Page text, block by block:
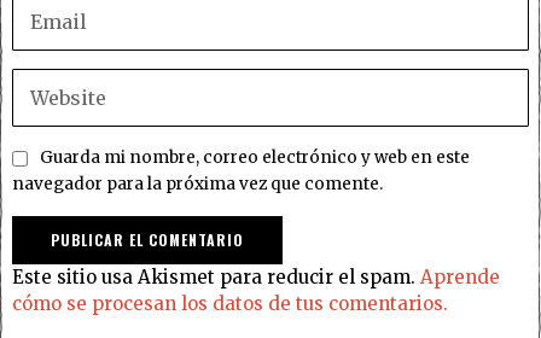
Guarda mi nombre, correo electrónico y web en este
navegador para la próxima vez que comente.
Este sitio usa Akismet para reducir el spam. Aprende
cómo se procesan los datos de tus comentarios.